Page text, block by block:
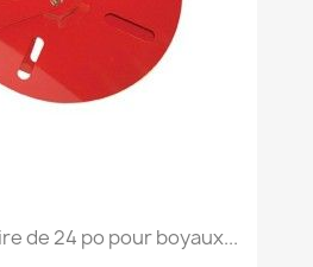
de 24 po pour boyaux...